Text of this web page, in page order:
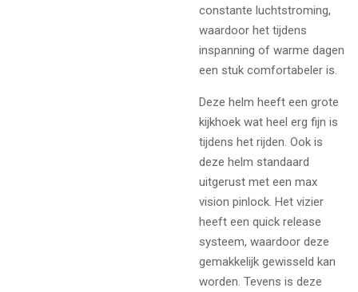
constante luchtstroming,
waardoor het tijdens
inspanning of warme dagen
een stuk comfortabeler is.
Deze helm heeft een grote
kijkhoek wat heel erg fijn is
tijdens het rijden. Ook is
deze helm standaard
uitgerust met een max
vision pinlock. Het vizier
heeft een quick release
systeem, waardoor deze
gemakkelijk gewisseld kan
worden. Tevens is deze